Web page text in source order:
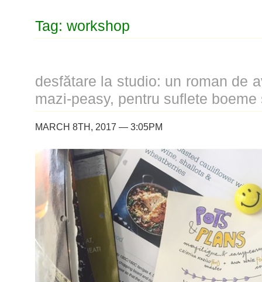
Tag: workshop
desfătare la studio: un roman de
mazi-peasy, pentru suflete
MARCH 8TH, 2017 — 3:05PM